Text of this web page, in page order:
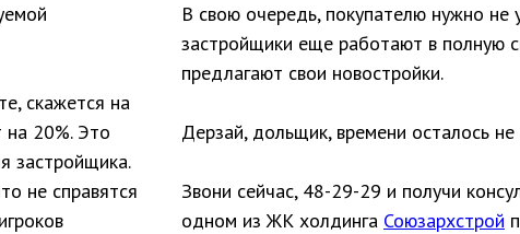
скажется на
на 20%. Это
застройщика.
не справятся
В свою очередь, покупателю нужно не
застройщики еще работают в полную
предлагают свои новостройки.
Дерзай, дольщик, времени осталось
Звони сейчас, 48-29-29 и получи
одном из ЖК холдинга Союзархстрой